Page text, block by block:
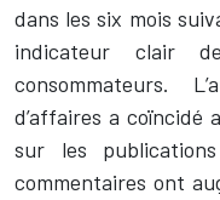
dans les six mois
indicateur clair
consommateurs.
d’affaires a coïncidé
sur les
commentaires ont